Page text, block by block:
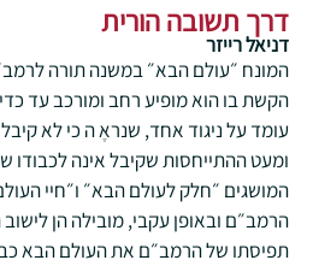
דרך תשובה הורית
דניאל רייזר
המונח ״עולם הבא״ במשנה תורה
הקשת בו הוא מופיע רחב ומורכב עד
עומד על ניגוד אחד, שנראֶ ה כי לא
ומעט ההתייחסות שקיבל אינה לכבודו
המושגים ״חלק לעולם הבא״ ו״חיי
הרמב״ם ובאופן עקבי, מובילה הן
תפיסתו של הרמב״ם את העולם הבא